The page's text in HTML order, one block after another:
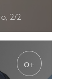
2/2
0+